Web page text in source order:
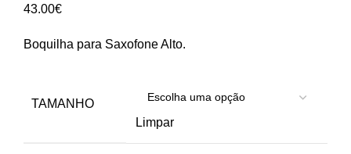
43.00€
Boquilha para Saxofone Alto.
TAMANHO
Limpar